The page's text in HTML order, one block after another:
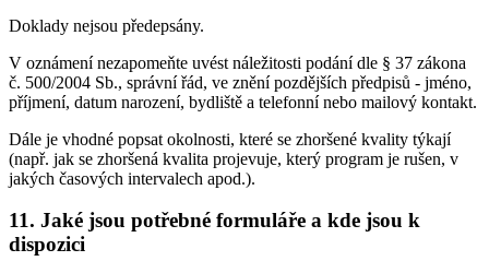
Doklady nejsou předepsány.
V oznámení nezapomeňte uvést náležitosti podání dle § 37 zákona
č. 500/2004 Sb., správní řád, ve znění pozdějších předpisů - jméno,
příjmení, datum narození, bydliště a telefonní nebo mailový kontakt.
Dále je vhodné popsat okolnosti, které se zhoršené kvality týkají
(např. jak se zhoršená kvalita projevuje, který program je rušen, v
jakých časových intervalech apod.).
11. Jaké jsou potřebné formuláře a kde jsou k
dispozici